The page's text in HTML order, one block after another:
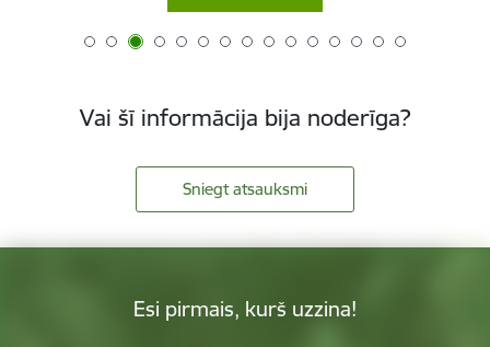
Vai šī informācija bija noderīga?
Sniegt atsauksmi
Esi pirmais, kurš uzzina!